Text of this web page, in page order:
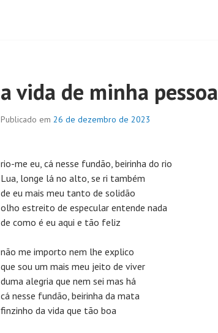
a vida de minha pessoa
Publicado em 26 de dezembro de 2023
rio-me eu, cá nesse fundão, beirinha do rio
Lua, longe lá no alto, se ri também
de eu mais meu tanto de solidão
olho estreito de especular entende nada
de como é eu aqui e tão feliz
não me importo nem lhe explico
que sou um mais meu jeito de viver
duma alegria que nem sei mas há
cá nesse fundão, beirinha da mata
finzinho da vida que tão boa